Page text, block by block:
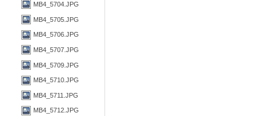
MB4_5704.JPG
MB4_5705.JPG
MB4_5706.JPG
MB4_5707.JPG
MB4_5709.JPG
MB4_5710.JPG
MB4_5711.JPG
MB4_5712.JPG